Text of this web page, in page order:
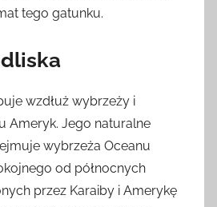
tego gatunku.
wzdłuż wybrzeży i
Ameryk. Jego naturalne
wybrzeża Oceanu
od północnych
przez Karaiby i Amerykę